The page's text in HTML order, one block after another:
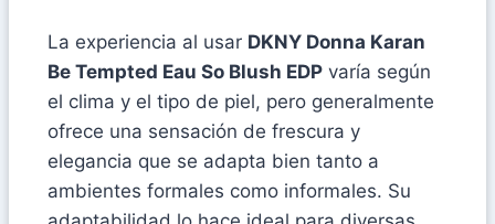
La experiencia al usar DKNY Donna Karan
Be Tempted Eau So Blush EDP varía según
el clima y el tipo de piel, pero generalmente
ofrece una sensación de frescura y
elegancia que se adapta bien tanto a
ambientes formales como informales. Su